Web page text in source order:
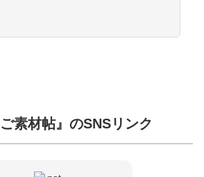
ご素材帖』のSNSリンク